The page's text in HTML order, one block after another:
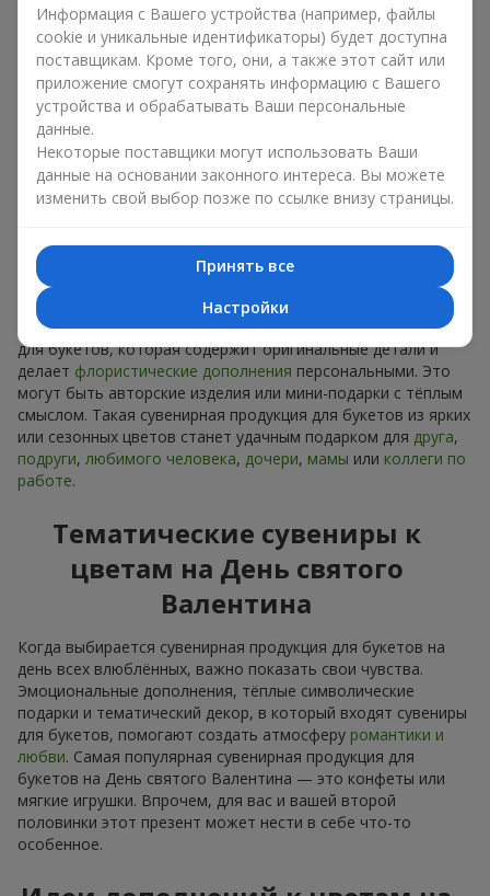
Сувениры к букетам на разные
праздники
Праздник задаёт настроение, а сувенирная продукция для
букетов его подчёркивает. Именно поэтому сувениры к
цветам часто выбирают с учётом даты и события. В нашем
ассортименте найдётся сувенирная продукция для букетов,
которая подойдёт к любому празднику и может быть
рассчитана на любой бюджет.
Сувенирная продукция к
букетам на День рождения
дню рожденияхорошо подходит сувенирная продукция
для букетов, которая содержит оригинальные детали и
делает флористические дополнения персональными. Это
могут быть авторские изделия или мини-подарки с тёплым
смыслом. Такая сувенирная продукция для букетов из ярких
или сезонных цветов станет удачным подарком для друга,
подруги, любимого человека, дочери, мамы или коллеги по
работе.
Тематические сувениры к
цветам на День святого
Валентина
Когда выбирается сувенирная продукция для букетов на
день всех влюблённых, важно показать свои чувства.
Эмоциональные дополнения, тёплые символические
подарки и тематический декор, в который входят сувениры
для букетов, помогают создать атмосферу романтики и
любви. Самая популярная сувенирная продукция для
букетов на День святого Валентина — это конфеты или
мягкие игрушки. Впрочем, для вас и вашей второй
половинки этот презент может нести в себе что-то
особенное.
Информация с Вашего устройства (например, файлы
cookie и уникальные идентификаторы) будет доступна
поставщикам. Кроме того, они, а также этот сайт или
приложение смогут сохранять информацию с Вашего
устройства и обрабатывать Ваши персональные
данные.
Некоторые поставщики могут использовать Ваши
данные на основании законного интереса. Вы можете
изменить свой выбор позже по ссылке внизу страницы.
Принять все
Настройки